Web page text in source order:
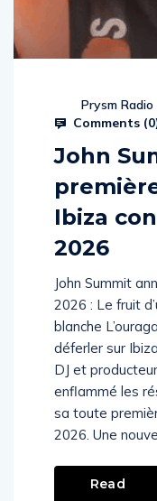
Prysm Radio
Comments (0
John
Ibiza
2026
John Summit
2026 : Le fruit
blanche
déferler sur
DJ et
enflammé les
sa toute
2026. Une
Read